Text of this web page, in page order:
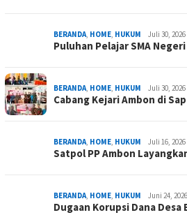
BERANDA, HOME, HUKUM Juli 30, 2026
Puluhan Pelajar SMA
BERANDA, HOME, HUKUM Juli 30, 2026
Cabang Kejari Ambon di
BERANDA, HOME, HUKUM Juli 16, 2026
Satpol PP Ambon
BERANDA, HOME, HUKUM Juni 24, 2026
Dugaan Korupsi Dana